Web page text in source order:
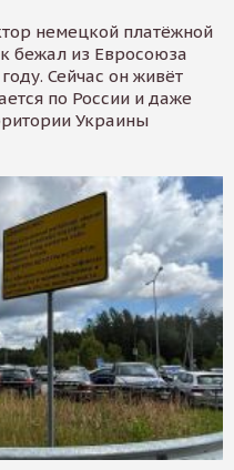
немецкой платёжной
бежал из Евросоюза
Сейчас он живёт
по России и даже
Украины